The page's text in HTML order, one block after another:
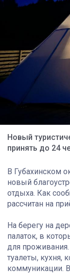
Новый
принять до 24
В Губахинском
новый
отдыха. Как
рассчитан на
На берегу на
палаток, в
для
туалеты, кухня,
коммуникации.